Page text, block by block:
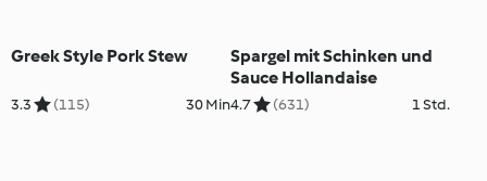
Greek Style Pork Stew
3.3 (115) 30 Min
Spargel mit Schinken und
Sauce Hollandaise
4.7 (631) 1 Std.